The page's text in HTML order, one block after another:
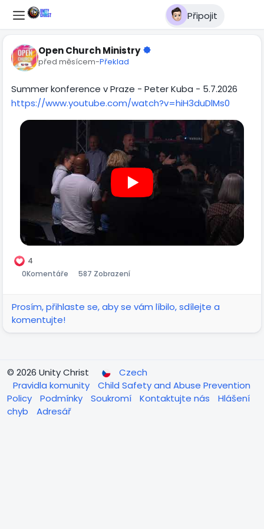
Připojit
Open Church Ministry
před měsícem-Překlad
Summer konference v Praze - Peter Kuba - 5.7.2026
https://www.youtube.com/watch?v=hiH3duDlMs0
4
0Komentáře 587 Zobrazení
Prosím, přihlaste se, aby se vám líbilo, sdílejte a
komentujte!
© 2026 Unity Christ
Czech
Pravidla komunity
Child Safety and Abuse Prevention
Policy
Podmínky Soukromí Kontaktujte nás
Hlášení
chyb
Adresář